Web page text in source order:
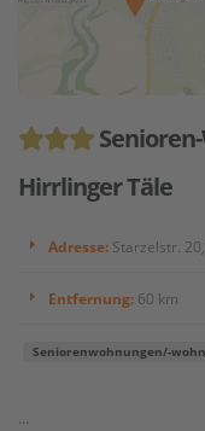
Hirrlinger Täle
Adresse: Starzelstr.
Entfernung: 60 km
Seniorenwohnungen/-
...